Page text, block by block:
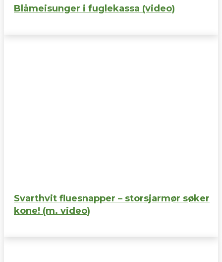
Blåmeisunger i fuglekassa (video)
Svarthvit fluesnapper – storsjarmør søker
kone! (m. video)